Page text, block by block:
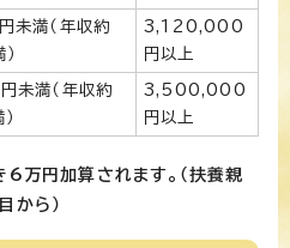
満（年収約
3,120,000
円以上
満（年収約
3,500,000
円以上
万円加算されます。（扶養親
から）